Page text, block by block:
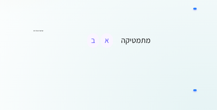
שרשרת סדרות
א ב מתמטיקה